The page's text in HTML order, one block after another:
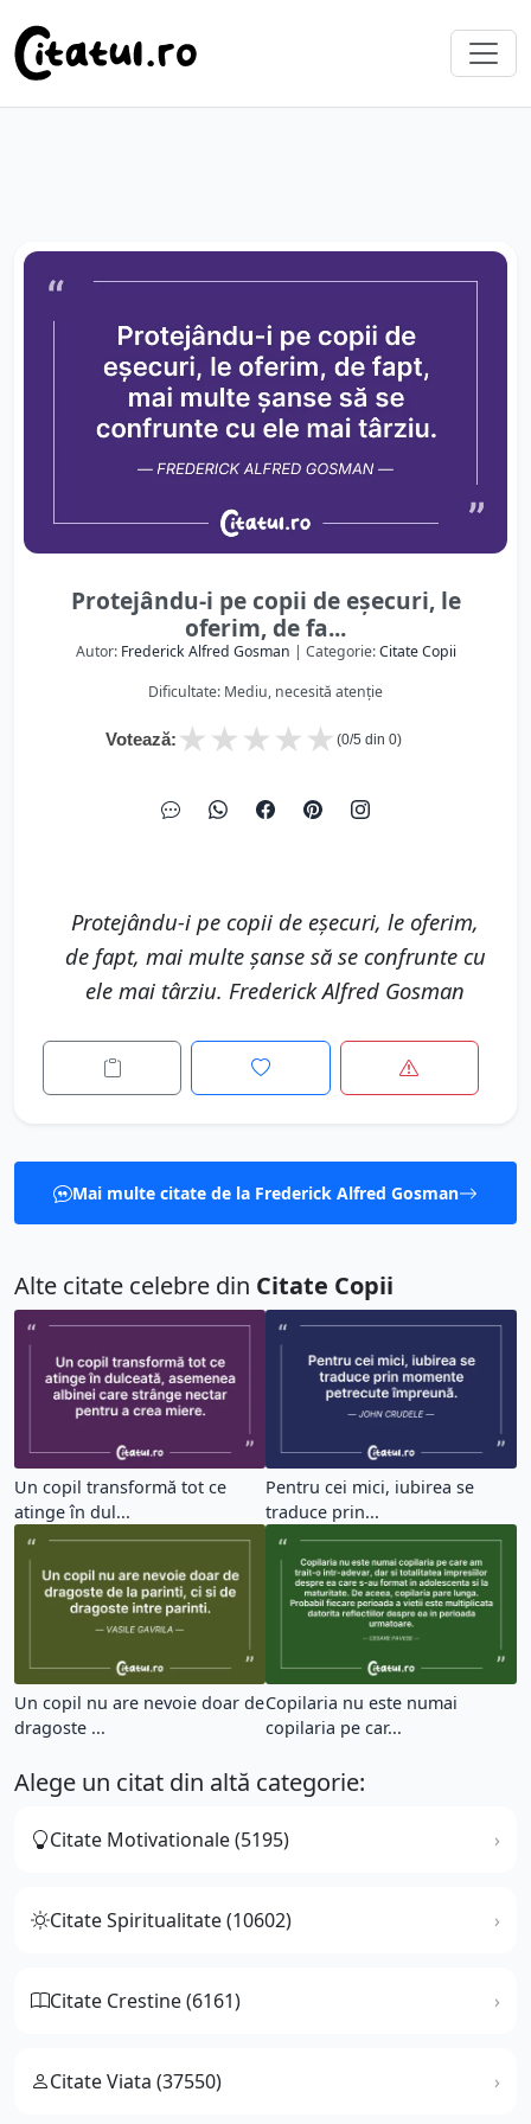
Protejându-i pe copii de eșecuri, le
oferim, de fa...
Autor: Frederick Alfred Gosman | Categorie:Citate Copii
Dificultate: Mediu, necesită atenție
Votează: ★
★
★
★
★ (0/5 din 0)
Protejându-i pe copii de eșecuri, le oferim,
de fapt, mai multe șanse să se confrunte cu
ele mai târziu. Frederick Alfred Gosman
Mai multe citate de la Frederick Alfred Gosman
Alte citate celebre din Citate Copii
Un copil transformă tot ce
atinge în dul...
Pentru cei mici, iubirea se
traduce prin...
Un copil nu are nevoie doar de
dragoste ...
Copilaria nu este numai
copilaria pe car...
Alege un citat din altă categorie:
Citate Motivationale (5195)
Citate Spiritualitate (10602)
Citate Crestine (6161)
Citate Viata (37550)